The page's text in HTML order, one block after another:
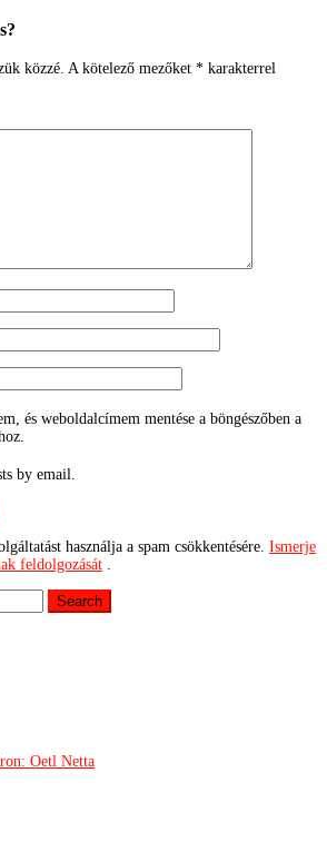
közzé. A kötelező mezőket * karakterrel
és weboldalcímem mentése a böngészőben a
by email.
használja a spam csökkentésére. Ismerje
feldolgozását
Oetl Netta